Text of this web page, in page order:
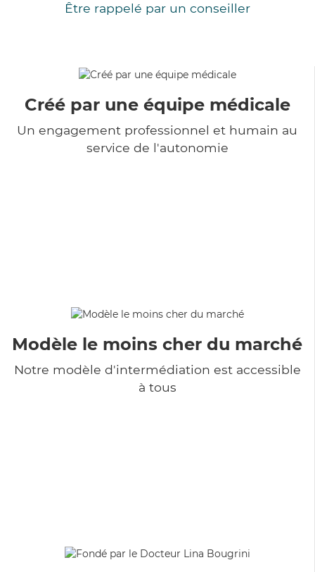
Être rappelé par un conseiller
Créé par une équipe médicale
Un engagement professionnel et humain au
service de l'autonomie
Modèle le moins cher du marché
Notre modèle d'intermédiation est accessible
à tous